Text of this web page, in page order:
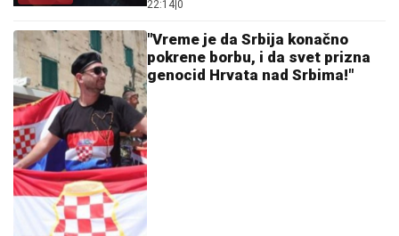
22:14 0
"Vreme je da Srbija konačno
pokrene borbu, i da svet prizna
genocid Hrvata nad Srbima!"